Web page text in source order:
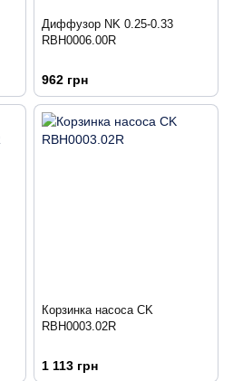
Диффузор NK 0.25-0.33
RBH0006.00R
962 грн
Корзинка насоса CK
RBH0003.02R
1 113 грн